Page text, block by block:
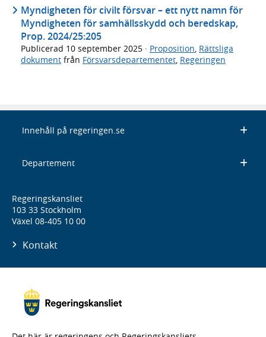
Myndigheten för civilt försvar – ett nytt namn för
Myndigheten för samhällsskydd och beredskap,
Prop. 2024/25:205
Publicerad 10 september 2025 · Proposition, Rättsliga
dokument från Försvarsdepartementet, Regeringen
Innehåll på regeringen.se
Departement
Regeringskansliet
103 33 Stockholm
Växel 08-405 10 00
Kontakt